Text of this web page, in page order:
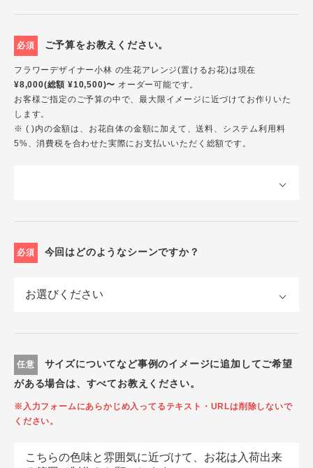
必須 ご予算をお教えください。
フラワーデザイナー小林 の生花アレンジ(置けるお花)は現在
¥8,000(総額 ¥10,500)〜 オーダー可能です。
お客様ご指定のご予算の中で、最大限イメージに近づけてお作りいた
します。
※ ( )内の金額は、お花自体の金額に加えて、送料、システム利用料
5%、消費税を合わせた実際にお支払いいただく総額です。
必須 今回はどのようなシーンですか？
任意
サイズについてなど事例のイメージに追加してご希望
がある場合は、すべてお教えください。
※入力フォームにあらかじめ入ってるテキスト・URLは削除しないで
ください。